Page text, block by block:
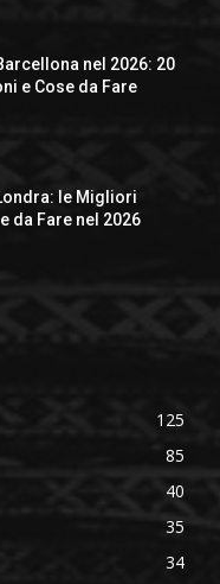
nel 2026: 20
e Cose da Fare
le Migliori
da Fare nel 2026
125
85
40
35
34